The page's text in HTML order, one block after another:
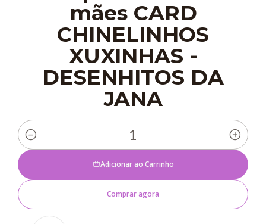
mães CARD
CHINELINHOS
XUXINHAS -
DESENHITOS DA
JANA
Quantidade
Adicionar ao Carrinho
Comprar agora